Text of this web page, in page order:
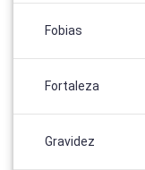
Fobias
Fortaleza
Gravidez